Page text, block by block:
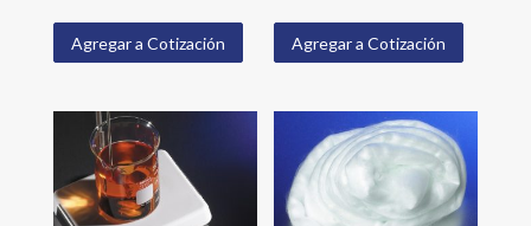
Agregar a Cotización Agregar a Cotización